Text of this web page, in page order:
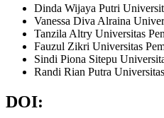
Dinda Wijaya Putri
Vanessa Diva Alraina
Tanzila Altry Universitas
Fauzul Zikri Universitas
Sindi Piona Sitepu
Randi Rian Putra
DOI: